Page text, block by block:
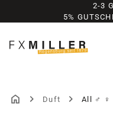
Zum Hauptinhalt
2-3
5%
Duft All ♂ ♀